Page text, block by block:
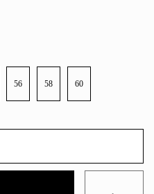
56 58 60